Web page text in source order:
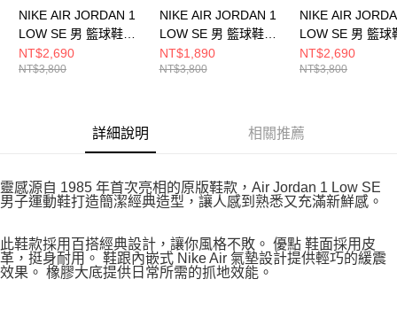
NIKE AIR JORDAN 1
LOW SE 男 籃球鞋
IB7109005
NT$2,690
NT$3,800
NIKE AIR JORDAN 1
LOW SE 男 籃球鞋
HF4823100
NT$1,890
NT$3,800
NIKE AIR
LOW SE 男 籃球
HQ2010005
NT$2,690
NT$3,800
詳細說明 相關推薦
靈感源自 1985 年首次亮相的原版鞋款，Air Jordan 1 Low SE
男子運動鞋打造簡潔經典造型，讓人感到熟悉又充滿新鮮感。
此鞋款採用百搭經典設計，讓你風格不敗。 優點 鞋面採用皮
革，挺身耐用。 鞋跟內嵌式 Nike Air 氣墊設計提供輕巧的緩震
效果。 橡膠大底提供日常所需的抓地效能。